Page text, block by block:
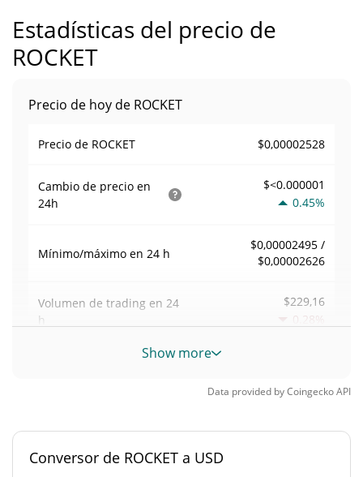
Estadísticas del precio de
ROCKET
Precio de hoy de ROCKET
Precio de ROCKET $0,00002528
Cambio de precio en
24h
$<0.000001
0.45%
Mínimo/máximo en 24 h
$0,00002495 /
$0,00002626
Volumen de trading en 24
h
$229,16
0.28%
Volumen/capitalización de
0,0000011117514%
Show more
Data provided byCoingeckoAPI
Conversor de ROCKET a USD